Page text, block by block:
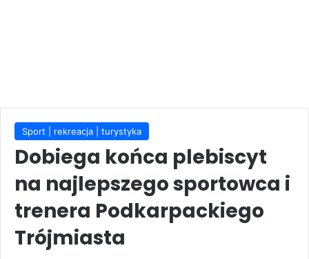
Sport | rekreacja | turystyka
Dobiega końca plebiscyt
na najlepszego sportowca i
trenera Podkarpackiego
Trójmiasta